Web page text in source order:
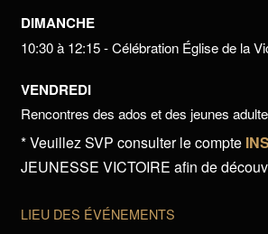
DIMANCHE
10:30 à 12:15 - Célébration Église de la
VENDREDI
Rencontres des ados et des jeunes
* Veuillez SVP consulter le compte
JEUNESSE VICTOIRE afin de
LIEU DES ÉVÉNEMENTS